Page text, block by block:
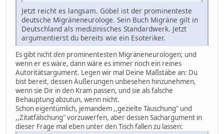
Jetzt reicht es langsam. Göbel ist der prominenteste
deutsche Migräneneurologe. Sein Buch Migräne gilt in
Deutschland als medizinisches Standardwerk. Jetzt
argumentierst du bereits wie ein Esoteriker.
Es gibt nichtden prominentesten Migräneneurologen; und
wenn er es wäre, dann wäre es immer noch ein reines
Autoritätsargument. Legen wir mal Deine Maßstäbe an: Du
bist bereit, dessen Äußerungen unbesehen hinzunehmen,
wenn sie Dir in den Kram passen, und sie als falsche
Behauptung abzutun, wenn nicht.
Schon eigentümlich, jemandem ,,gezielte Täuschung" und
,,Zitatfälschung" vorzuwerfen, aber dessen Sachargument in
dieser Frage mal eben unter den Tisch fallen zu lassen: